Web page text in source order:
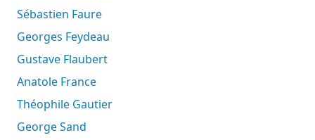
Sébastien Faure
Georges Feydeau
Gustave Flaubert
Anatole France
Théophile Gautier
George Sand